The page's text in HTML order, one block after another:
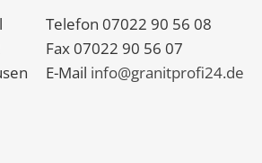
Telefon 07022 90 56 08
Fax 07022 90 56 07
E-Mail info@granitprofi24.de